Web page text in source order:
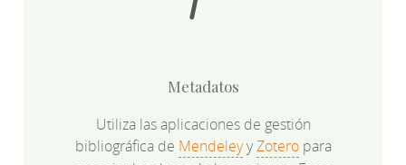
Metadatos
Utiliza las aplicaciones de gestión
bibliográfica de MendeleyyZoteropara